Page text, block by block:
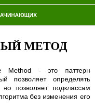
МЕТОД
Method - это паттерн
позволяет определять
позволяет подклассам
без изменения его